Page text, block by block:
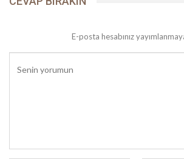
sahih hadislerin de bildirdiğine göre, Kevser,
Yazar: Prof. Dr. Muhittin Akgül/KUR’ÂN’DA Hz.
E-posta hesabınız